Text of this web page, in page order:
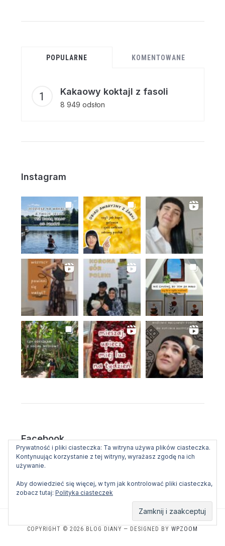
POPULARNE KOMENTOWANE
Kakaowy koktajl z fasoli
8 949 odsłon
Instagram
Facebook
COPYRIGHT © 2026 BLOG DIANY — DESIGNED BY WPZOOM
Prywatność i pliki ciasteczka: Ta witryna używa plików ciasteczka.
Kontynuując korzystanie z tej witryny, wyrażasz zgodę na ich
używanie.
Aby dowiedzieć się więcej, w tym jak kontrolować pliki ciasteczka,
zobacz tutaj: Polityka ciasteczek